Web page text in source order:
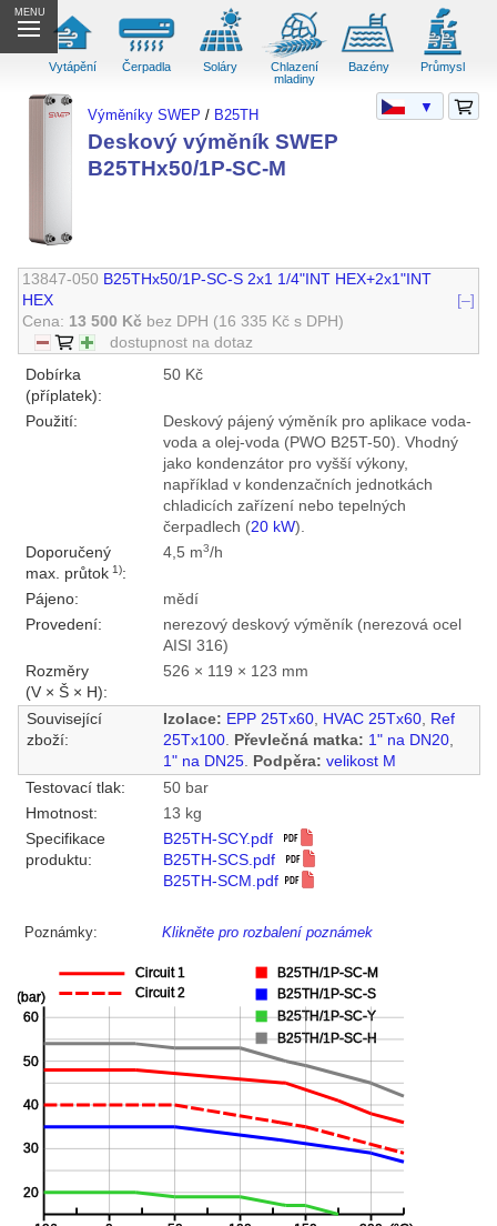
MENU
Vytápění Čerpadla Soláry
Chlazení
mladiny
Bazény Průmysl
Výměníky SWEP / B25TH
Deskový výměník SWEP
B25THx50/1P-SC-M
13847-050 B25THx50/1P-SC-S 2x1 1/4"INT HEX+2x1"INT
HEX
[–]
Cena: 13 500 Kč bez DPH (16 335 Kč s DPH)
dostupnost na dotaz
Dobírka
(příplatek):
50 Kč
Použití:
Deskový pájený výměník pro aplikace voda-
voda a olej-voda (PWO B25T-50). Vhodný
jako kondenzátor pro vyšší výkony,
například v kondenzačních jednotkách
chladicích zařízení nebo tepelných
čerpadlech (20 kW).
Doporučený
max. průtok1):
4,5 m3/h
Pájeno:
mědí
Provedení:
nerezový deskový výměník (nerezová ocel
AISI 316)
Rozměry
(V × Š × H):
526 × 119 × 123 mm
Související
zboží:
Izolace: EPP 25Tx60, HVAC 25Tx60, Ref
25Tx100. Převlečná matka: 1" na DN20,
1" na DN25. Podpěra: velikost M
Testovací tlak:
50 bar
Hmotnost:
13 kg
Specifikace
produktu:
B25TH-SCY.pdf
B25TH-SCS.pdf
B25TH-SCM.pdf
Poznámky: Klikněte pro rozbalení poznámek
▼